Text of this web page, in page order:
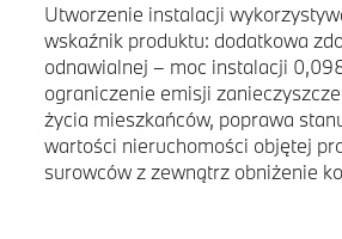
Utworzenie instalacji
wskaźnik produktu: dodatkowa
odnawialnej – moc instalacji
ograniczenie emisji
życia mieszkańców, poprawa
wartości nieruchomości objętej
surowców z zewnątrz obniżenie